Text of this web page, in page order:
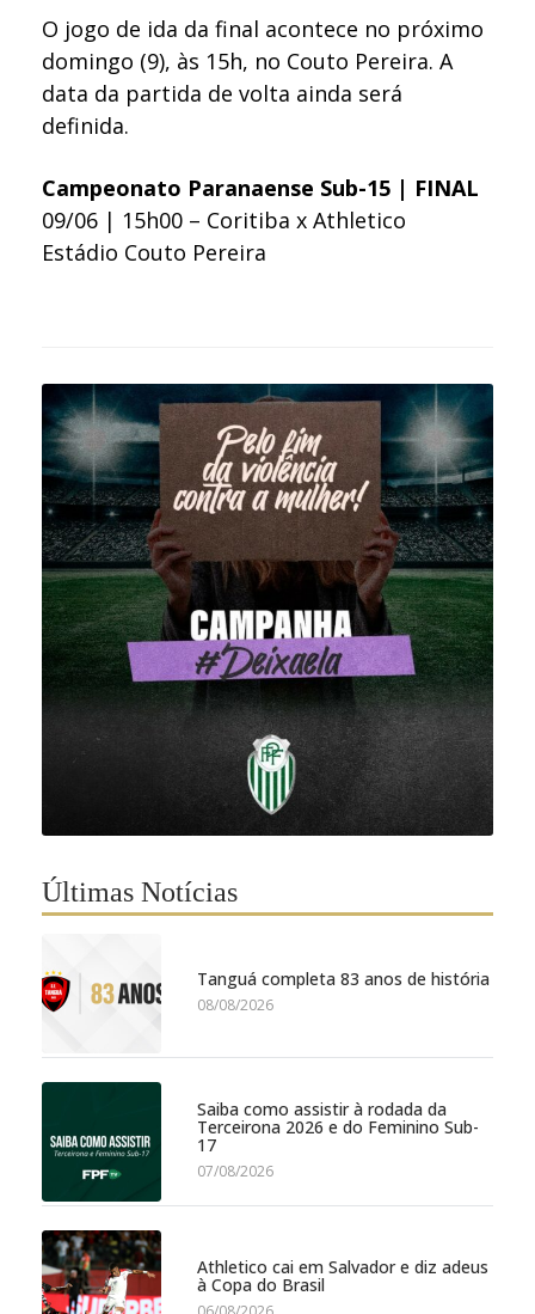
O jogo de ida da final acontece no próximo
domingo (9), às 15h, no Couto Pereira. A
data da partida de volta ainda será
definida.
Campeonato Paranaense Sub-15 | FINAL
09/06 | 15h00 – Coritiba x Athletico
Estádio Couto Pereira
Últimas Notícias
Tanguá completa 83 anos de história
08/08/2026
Saiba como assistir à rodada da
Terceirona 2026 e do Feminino Sub-
17
07/08/2026
Athletico cai em Salvador e diz adeus
à Copa do Brasil